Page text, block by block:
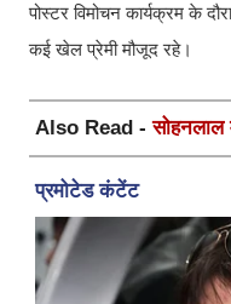
पोस्टर विमोचन कार्यक्रम के
कई खेल प्रेमी मौजूद रहे।
Also Read -सोहनलाल